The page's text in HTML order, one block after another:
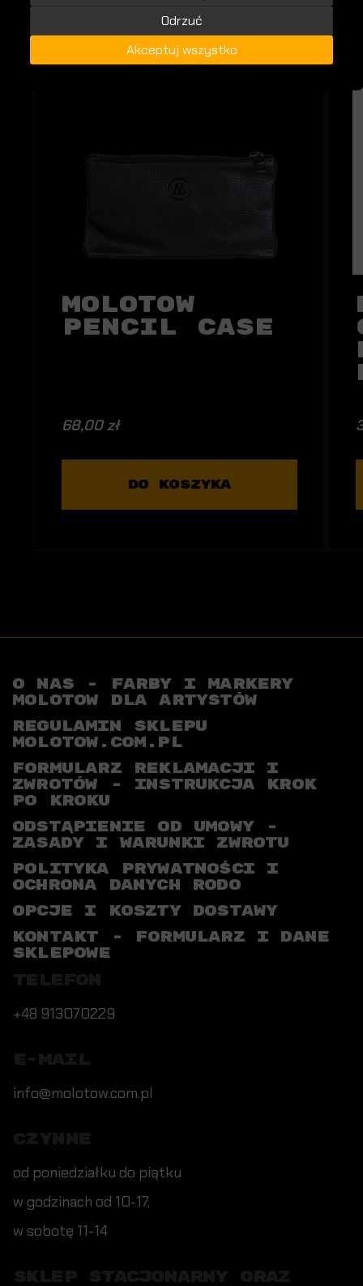
Molotow
Pencil Case
68,00 zł
DO KOSZYKA
O NAS - FARBY I MARKERY
MOLOTOW DLA ARTYSTÓW
REGULAMIN SKLEPU
MOLOTOW.COM.PL
FORMULARZ REKLAMACJI I
ZWROTÓW - INSTRUKCJA KROK
PO KROKU
ODSTĄPIENIE OD UMOWY -
ZASADY I WARUNKI ZWROTU
POLITYKA PRYWATNOŚCI I
OCHRONA DANYCH RODO
OPCJE I KOSZTY DOSTAWY
KONTAKT - FORMULARZ I DANE
SKLEPOWE
+48 913070229
info@molotow.com.pl
od poniedziałku do piątku
w godzinach od 10-17,
w sobotę 11-14
Odrzuć
Akceptuj wszystko